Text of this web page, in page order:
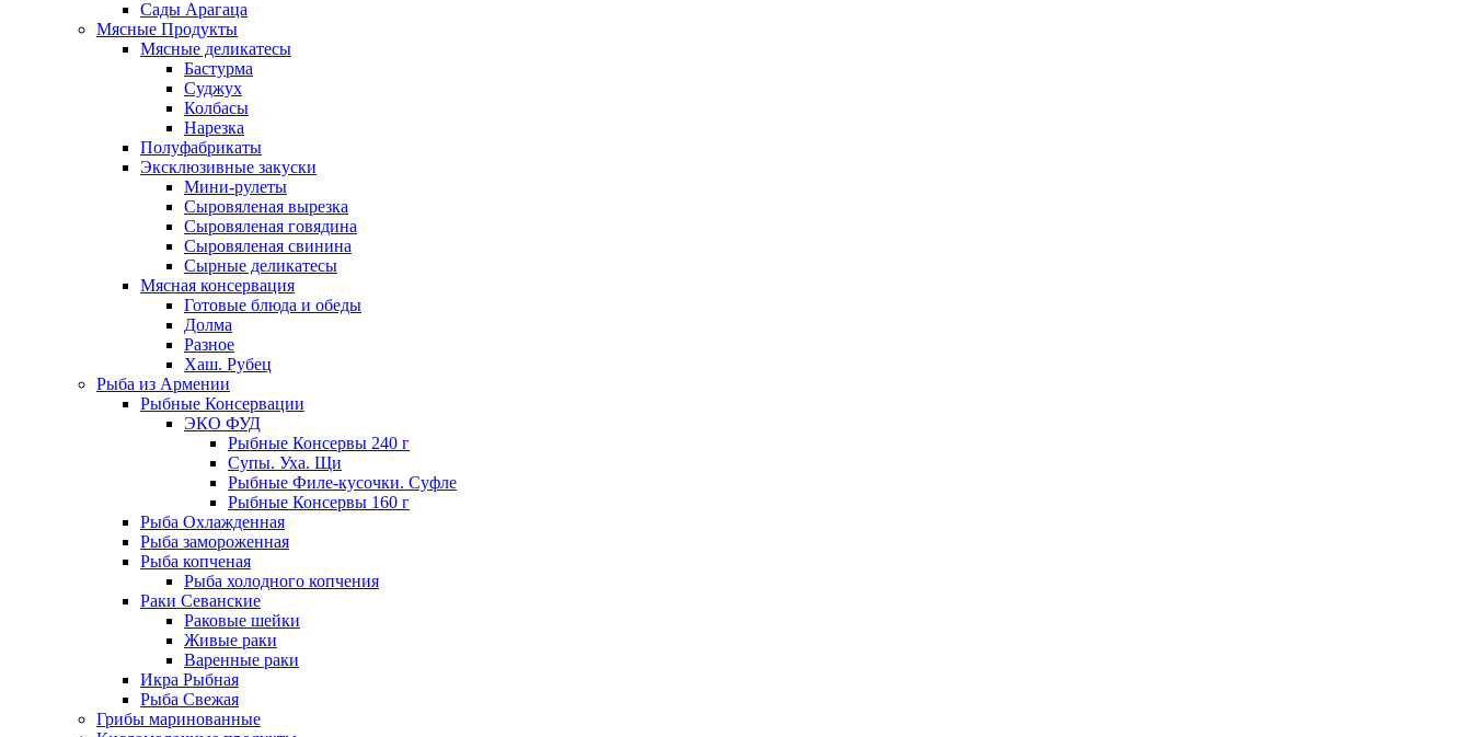
Сады Арагаца
Мясные Продукты
Мясные деликатесы
Бастурма
Суджух
Колбасы
Нарезка
Полуфабрикаты
Эксклюзивные закуски
Мини-рулеты
Сыровяленая вырезка
Сыровяленая говядина
Сыровяленая свинина
Сырные деликатесы
Мясная консервация
Готовые блюда и обеды
Долма
Разное
Хаш. Рубец
Рыба из Армении
Рыбные Консервации
ЭКО ФУД
Рыбные Консервы 240 г
Супы. Уха. Щи
Рыбные Филе-кусочки. Суфле
Рыбные Консервы 160 г
Рыба Охлажденная
Рыба замороженная
Рыба копченая
Рыба холодного копчения
Раки Севанские
Раковые шейки
Живые раки
Варенные раки
Икра Рыбная
Рыба Свежая
Грибы маринованные